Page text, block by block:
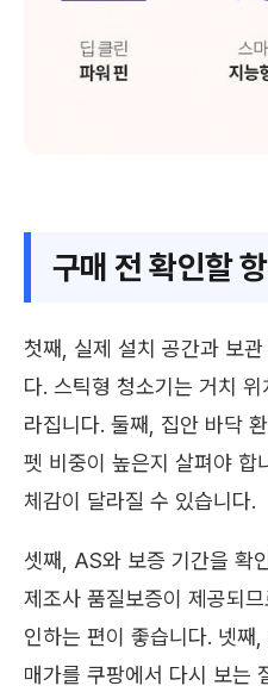
구매 전 확인할
첫째, 실제 설치 공간과 보
다. 스틱형 청소기는 거치
라집니다. 둘째, 집안 바닥
펫 비중이 높은지 살펴야 합
체감이 달라질 수 있습니다.
셋째, AS와 보증 기간을 확
제조사 품질보증이 제공되
인하는 편이 좋습니다. 넷째
매가를 쿠팡에서 다시 보는